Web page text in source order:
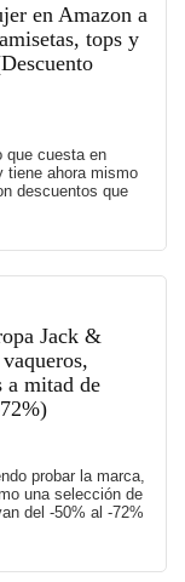
en Amazon a
tops y
que cuesta en
tiene ahora mismo
descuentos que
Jack &
a mitad de
probar la marca,
una selección de
del -50% al -72%